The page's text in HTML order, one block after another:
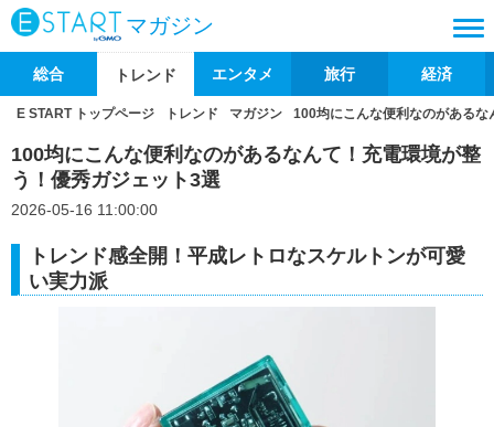
マガジン
総合 トレンド エンタメ 旅行 経済
E START トップページ トレンド マガジン 100均にこんな便利なのがある
100均にこんな便利なのがあるなんて！充電環境が整
う！優秀ガジェット3選
2026-05-16 11:00:00
トレンド感全開！平成レトロなスケルトンが可愛
い実力派